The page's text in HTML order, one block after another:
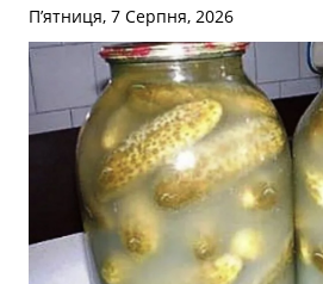
П’ятниця, 7 Серпня, 2026